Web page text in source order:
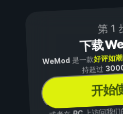
第 1
下载
WeMod是一款好评如
持超过
开始
上访问我们